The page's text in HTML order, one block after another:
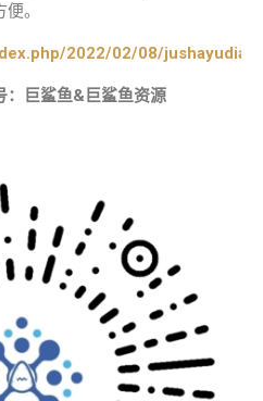
。
2022/02/08/
：巨鲨鱼&巨鲨鱼资源